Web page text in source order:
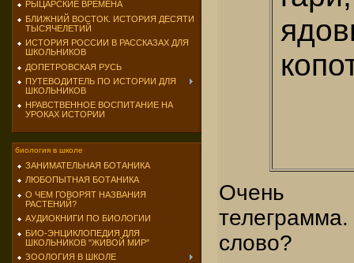
РЫЦАРСКИЕ ВРЕМЕНА
БЛИЖНИЙ ВОСТОК. ИСТОРИЯ ДЕСЯТИ
ТЫСЯЧЕЛЕТИЙ
ИСТОРИЯ РОССИИ В РАССКАЗАХ ДЛЯ
ШКОЛЬНИКОВ
ДОПЕТРОВСКАЯ РУСЬ
ПУТЕВОДИТЕЛЬ ПО ИСТОРИИ ДЛЯ
ШКОЛЬНИКОВ
НРАВСТВЕННОЕ ВОСПИТАНИЕ НА
УРОКАХ ИСТОРИИ
биология в школе
ЗАНИМАТЕЛЬНАЯ БОТАНИКА
ЛЮБОПЫТНАЯ БОТАНИКА
О ЧЕМ ГОВОРЯТ НАЗВАНИЯ
РАСТЕНИЙ?
АУДИОКНИГИ ПО БИОЛОГИИ
БИО-ЭНЦИКЛОПЕДИЯ ДЛЯ
ШКОЛЬНИКОВ "ЖИВОЙ МИР"
ЗООЛОГИЯ В ШКОЛЕ
Очень
слово?